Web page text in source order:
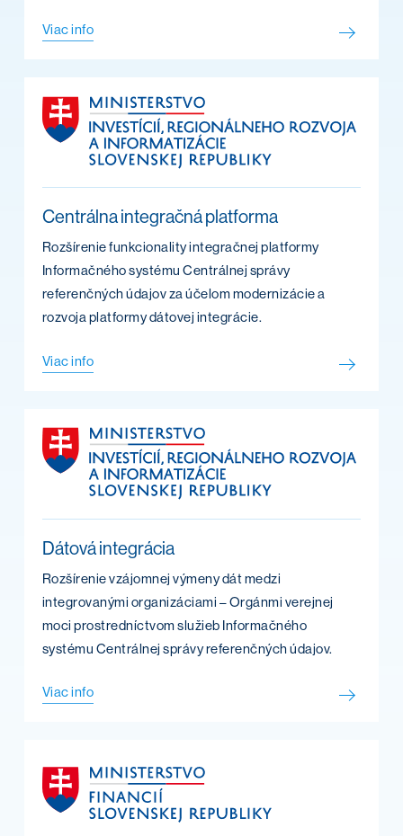
Viac info
Centrálna integračná platforma
Rozšírenie funkcionality integračnej platformy
Informačného systému Centrálnej správy
referenčných údajov za účelom modernizácie a
rozvoja platformy dátovej integrácie.
Viac info
Dátová integrácia
Rozšírenie vzájomnej výmeny dát medzi
integrovanými organizáciami – Orgánmi verejnej
moci prostredníctvom služieb Informačného
systému Centrálnej správy referenčných údajov.
Viac info